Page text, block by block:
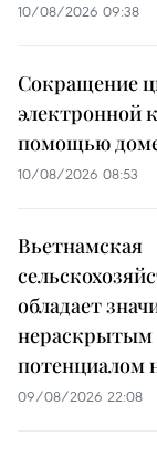
10/08/2026 09:38
Сокращение
электронной
помощью
10/08/2026 08:53
Вьетнамская
обладает
потенциалом
09/08/2026 22:08